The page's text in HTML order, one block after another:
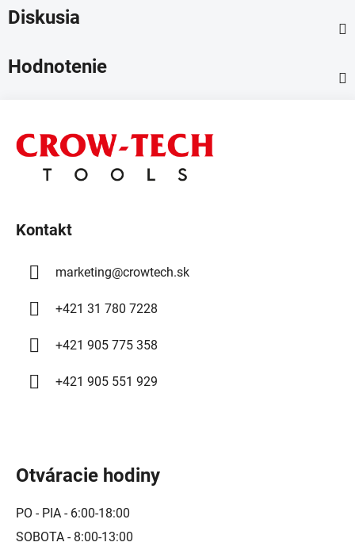
Diskusia
Hodnotenie
Kontakt
marketing@crowtech.sk
+421 31 780 7228
+421 905 775 358
+421 905 551 929
Otváracie hodiny
PO - PIA - 6:00-18:00
SOBOTA - 8:00-13:00